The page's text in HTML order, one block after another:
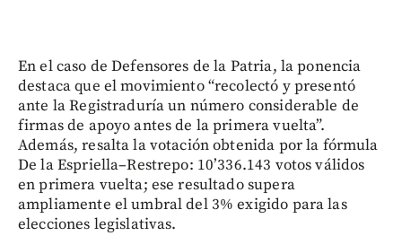
En el caso de Defensores de la Patria, la ponencia
destaca que el movimiento “recolectó y presentó
ante la Registraduría un número considerable de
firmas de apoyo antes de la primera vuelta”.
Además, resalta la votación obtenida por la fórmula
De la Espriella–Restrepo: 10’336.143 votos válidos
en primera vuelta; ese resultado supera
ampliamente el umbral del 3% exigido para las
elecciones legislativas.